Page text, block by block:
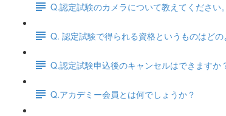
Q.認定試験のカメラについて教えてください。
Q. 認定試験で得られる資格というものはどの
Q.認定試験申込後のキャンセルはできますか
Q.アカデミー会員とは何でしょうか？